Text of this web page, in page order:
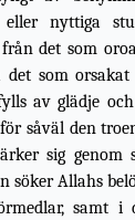
nyttiga
det som
det som
av glädje
såväl den
sig genom
söker Allahs
samt i